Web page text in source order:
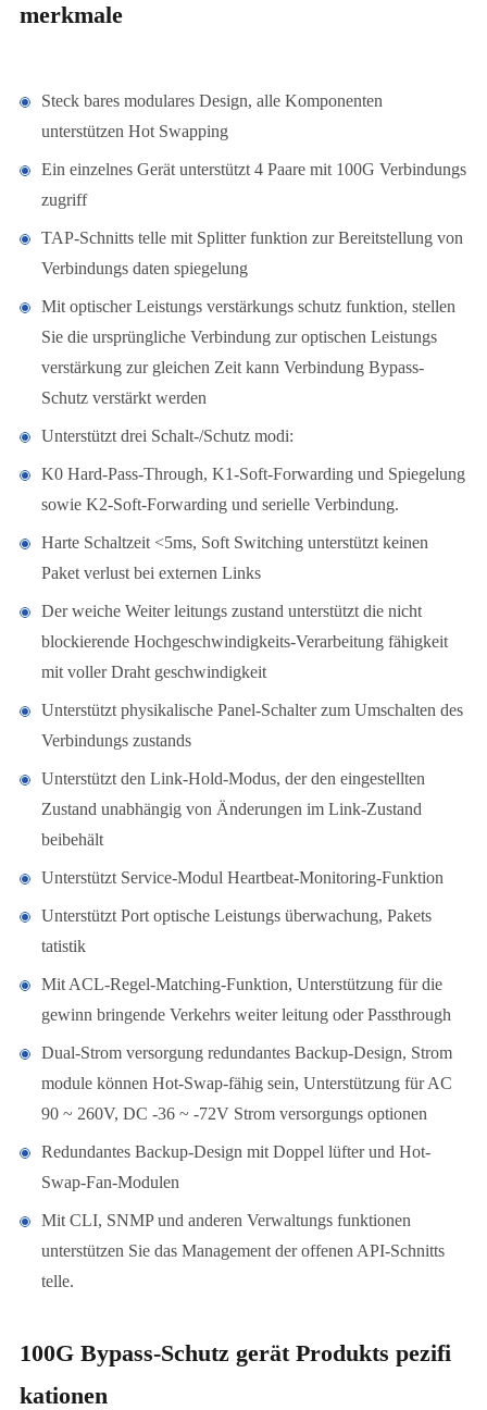
merkmale
Steck bares modulares Design, alle Komponenten
unterstützen Hot Swapping
Ein einzelnes Gerät unterstützt 4 Paare mit 100G Verbindungs
zugriff
TAP-Schnitts telle mit Splitter funktion zur Bereitstellung von
Verbindungs daten spiegelung
Mit optischer Leistungs verstärkungs schutz funktion, stellen
Sie die ursprüngliche Verbindung zur optischen Leistungs
verstärkung zur gleichen Zeit kann Verbindung Bypass-
Schutz verstärkt werden
Unterstützt drei Schalt-/Schutz modi:
K0 Hard-Pass-Through, K1-Soft-Forwarding und Spiegelung
sowie K2-Soft-Forwarding und serielle Verbindung.
Harte Schaltzeit <5ms, Soft Switching unterstützt keinen
Paket verlust bei externen Links
Der weiche Weiter leitungs zustand unterstützt die nicht
blockierende Hochgeschwindigkeits-Verarbeitung fähigkeit
mit voller Draht geschwindigkeit
Unterstützt physikalische Panel-Schalter zum Umschalten des
Verbindungs zustands
Unterstützt den Link-Hold-Modus, der den eingestellten
Zustand unabhängig von Änderungen im Link-Zustand
beibehält
Unterstützt Service-Modul Heartbeat-Monitoring-Funktion
Unterstützt Port optische Leistungs überwachung, Pakets
tatistik
Mit ACL-Regel-Matching-Funktion, Unterstützung für die
gewinn bringende Verkehrs weiter leitung oder Passthrough
Dual-Strom versorgung redundantes Backup-Design, Strom
module können Hot-Swap-fähig sein, Unterstützung für AC
90 ~ 260V, DC -36 ~ -72V Strom versorgungs optionen
Redundantes Backup-Design mit Doppel lüfter und Hot-
Swap-Fan-Modulen
Mit CLI, SNMP und anderen Verwaltungs funktionen
unterstützen Sie das Management der offenen API-Schnitts
telle.
100G Bypass-Schutz gerät Produkts pezifi
kationen